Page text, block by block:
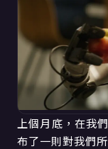
上個月底，在我
布了一則對我們